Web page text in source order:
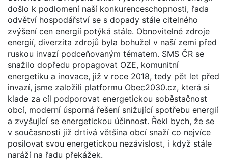
došlo k podlomení naší konkurenceschopnosti, řada
odvětví hospodářství se s dopady stále citelného
zvýšení cen energií potýká stále. Obnovitelné zdroje
energií, diverzita zdrojů byla bohužel v naší zemi před
ruskou invazí podceňovaným tématem. SMS ČR se
snažilo dopředu propagovat OZE, komunitní
energetiku a inovace, již v roce 2018, tedy pět let před
invazí, jsme založili platformu Obec2030.cz, která si
klade za cíl podporovat energetickou soběstačnost
obcí, moderní úsporná řešení snižující spotřebu energií
a zvyšující se energetickou účinnost. Řekl bych, že se
v současnosti již drtivá většina obcí snaží co nejvíce
posilovat svou energetickou nezávislost, i když stále
naráží na řadu překážek.